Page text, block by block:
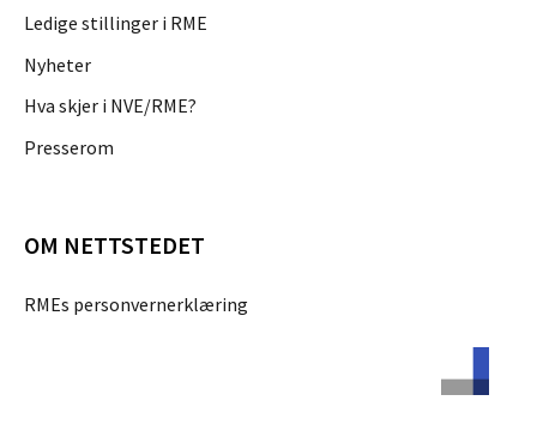
Ledige stillinger i RME
Nyheter
Hva skjer i NVE/RME?
Presserom
OM NETTSTEDET
RMEs personvernerklæring